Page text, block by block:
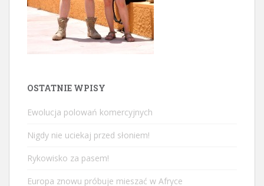
OSTATNIE WPISY
Ewolucja polowań komercyjnych
Nigdy nie uciekaj przed słoniem!
Rykowisko za pasem!
Europa znowu próbuje mieszać w Afryce